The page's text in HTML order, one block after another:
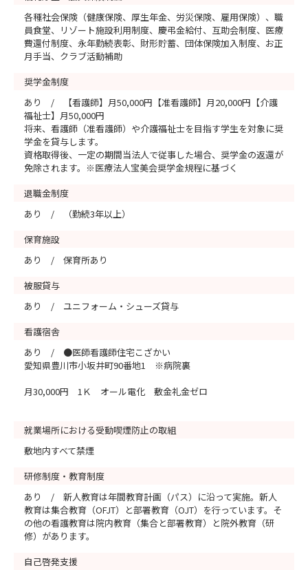
各種社会保険（健康保険、厚生年金、労災保険、雇用保険）、職
員食堂、リゾート施設利用制度、慶弔金給付、互助会制度、医療
費還付制度、永年勤続表彰、財形貯蓄、団体保険加入制度、お正
月手当、クラブ活動補助
奨学金制度
あり / 【看護師】月50,000円【准看護師】月20,000円【介護
福祉士】月50,000円
将来、看護師（准看護師）や介護福祉士を目指す学生を対象に奨
学金を貸与します。
資格取得後、一定の期間当法人で従事した場合、奨学金の返還が
免除されます。※医療法人宝美会奨学金規程に基づく
退職金制度
あり / （勤続3年以上）
保育施設
あり / 保育所あり
被服貸与
あり / ユニフォーム・シューズ貸与
看護宿舎
あり / ●医師看護師住宅こざかい
愛知県豊川市小坂井町90番地1 ※病院裏
月30,000円 1Ｋ オール電化 敷金礼金ゼロ
就業場所における受動喫煙防止の取組
敷地内すべて禁煙
研修制度・教育制度
あり / 新人教育は年間教育計画（パス）に沿って実施。新人
教育は集合教育（OFJT）と部署教育（OJT）を行っています。そ
の他の看護教育は院内教育（集合と部署教育）と院外教育（研
修）があります。
自己啓発支援